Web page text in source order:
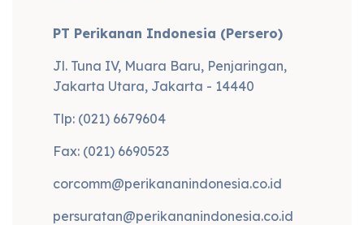
PT Perikanan Indonesia (Persero)
Jl. Tuna IV, Muara Baru, Penjaringan,
Jakarta Utara, Jakarta - 14440
Tlp: (021) 6679604
Fax: (021) 6690523
corcomm@perikananindonesia.co.id
persuratan@perikananindonesia.co.id